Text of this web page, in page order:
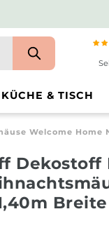
KÜCHE & TISCH
Welcome Home
Dekostoff
Breite